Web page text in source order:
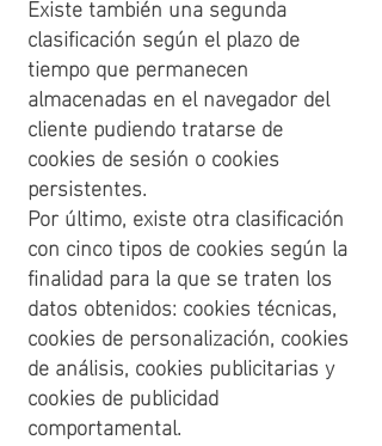
clasificación según el plazo de
tiempo que permanecen
almacenadas en el navegador del
cliente pudiendo tratarse de
cookies de sesión o cookies
persistentes.
Por último, existe otra clasificación
con cinco tipos de cookies según la
finalidad para la que se traten los
datos obtenidos: cookies técnicas,
cookies de personalización, cookies
de análisis, cookies publicitarias y
cookies de publicidad
comportamental.